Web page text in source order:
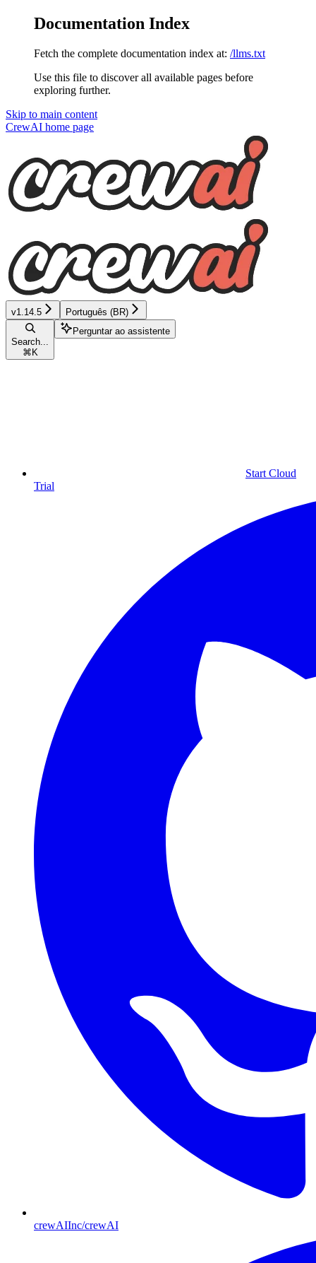
Documentation Index
Fetch the complete documentation index at: /llms.txt
Use this file to discover all available pages before
exploring further.
Skip to main content
CrewAI home page
v1.14.5 Português (BR)
Search...
⌘ K
Perguntar ao assistente
Start Cloud
Trial
crewAIInc/crewAI